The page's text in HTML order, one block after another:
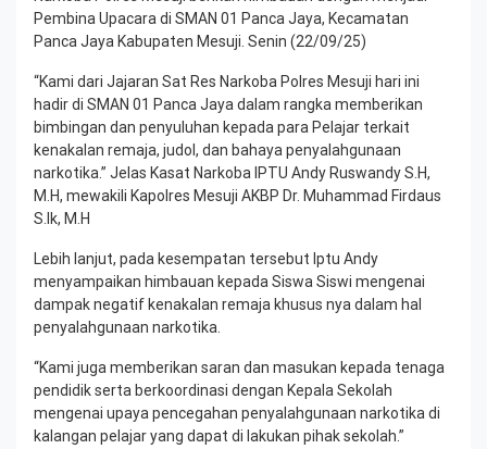
Pembina Upacara di SMAN 01 Panca Jaya, Kecamatan
Panca Jaya Kabupaten Mesuji. Senin (22/09/25)
“Kami dari Jajaran Sat Res Narkoba Polres Mesuji hari ini
hadir di SMAN 01 Panca Jaya dalam rangka memberikan
bimbingan dan penyuluhan kepada para Pelajar terkait
kenakalan remaja, judol, dan bahaya penyalahgunaan
narkotika.” Jelas Kasat Narkoba IPTU Andy Ruswandy S.H,
M.H, mewakili Kapolres Mesuji AKBP Dr. Muhammad Firdaus
S.Ik, M.H
Lebih lanjut, pada kesempatan tersebut Iptu Andy
menyampaikan himbauan kepada Siswa Siswi mengenai
dampak negatif kenakalan remaja khusus nya dalam hal
penyalahgunaan narkotika.
“Kami juga memberikan saran dan masukan kepada tenaga
pendidik serta berkoordinasi dengan Kepala Sekolah
mengenai upaya pencegahan penyalahgunaan narkotika di
kalangan pelajar yang dapat di lakukan pihak sekolah.”